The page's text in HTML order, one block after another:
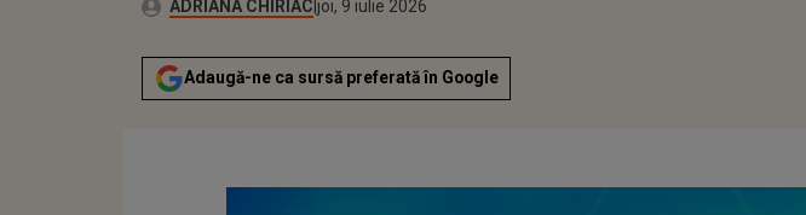
Autor:ADRIANA CHIRIAC joi, 9 iulie 2026
Actualizat:
joi, 9 iulie 2026
Adaugă-ne ca sursă preferată în Google